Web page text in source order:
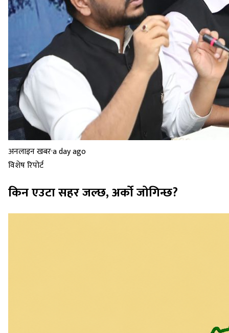
अनलाइन खबर·a day ago
विशेष रिपोर्ट
किन एउटा सहर जल्छ, अर्को जोगिन्छ?